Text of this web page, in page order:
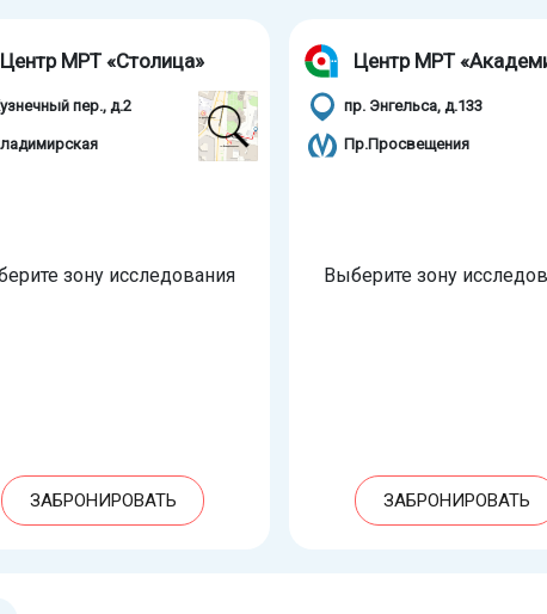
Центр МРТ «Столица»
пер., д.2
зону исследования
ЗАБРОНИРОВАТЬ
Центр МРТ
пр. Энгельса, д.133
Пр.Просвещения
Выберите зону
ЗАБРОНИРОВАТЬ